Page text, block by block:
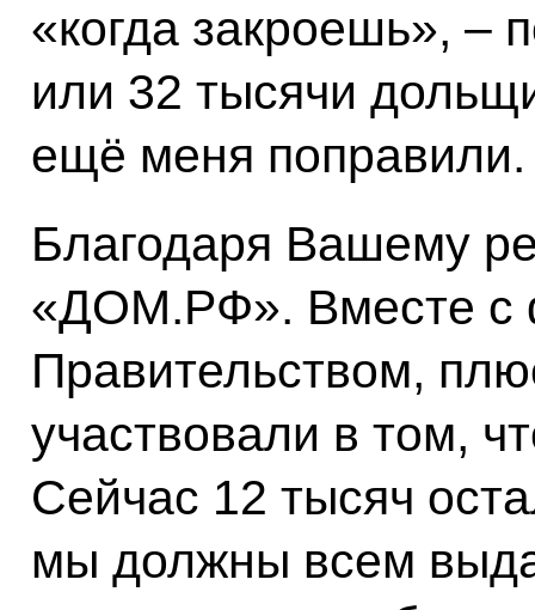
«когда закроешь», –
или 32 тысячи
ещё меня поправили.
Благодаря Вашему
«ДОМ.РФ». Вместе с
Правительством,
участвовали в том,
Сейчас 12 тысяч
мы должны всем